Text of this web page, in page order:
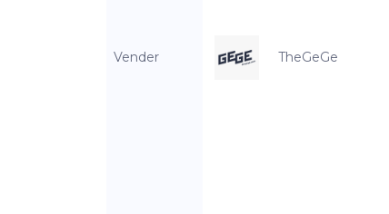
Vender TheGeGe